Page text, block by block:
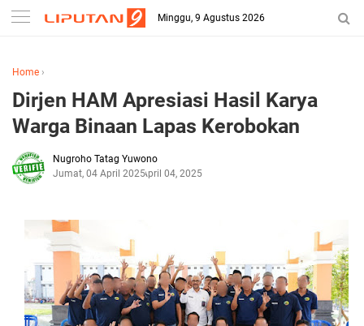
Minggu, 9 Agustus 2026
Home ›
Dirjen HAM Apresiasi Hasil Karya
Warga Binaan Lapas Kerobokan
Nugroho Tatag Yuwono
Jumat, 04 April 2025April 04, 2025